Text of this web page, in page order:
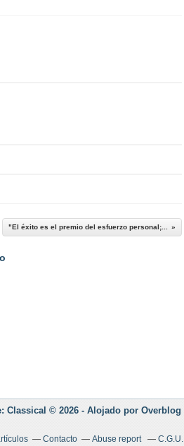
"El éxito es el premio del esfuerzo personal;...
Classical © 2026 - Alojado por Overblog
Contacto Abuse report C.G.U.